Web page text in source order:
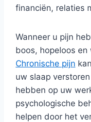
financiën, relaties
Wanneer u pijn
boos, hopeloos en
Chronische pijn
uw slaap
hebben op uw
psychologische
helpen door het